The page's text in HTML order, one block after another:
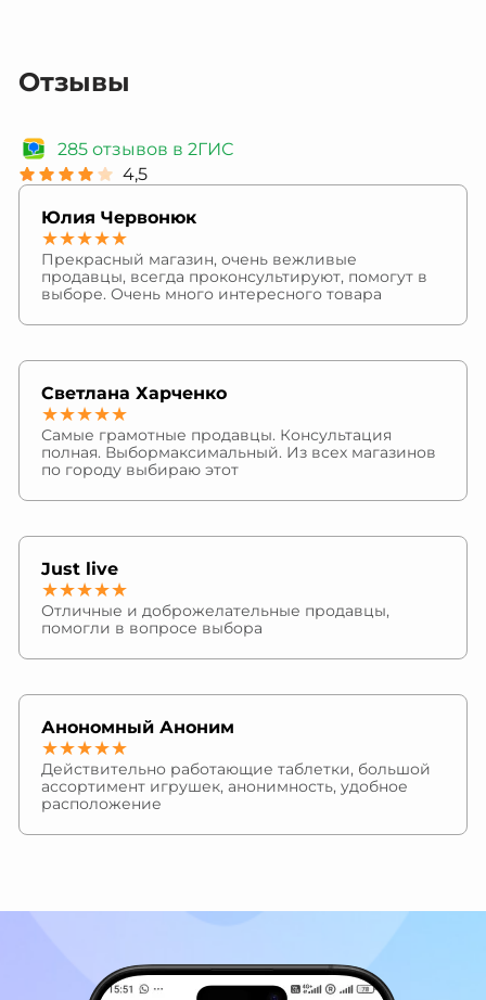
Отзывы
285 отзывов в 2ГИС
4,5
Юлия Червонюк
★★★★★
Прекрасный магазин, очень вежливые
продавцы, всегда проконсультируют, помогут в
выборе. Очень много интересного товара
Светлана Харченко
★★★★★
Самые грамотные продавцы. Консультация
полная. Выбормаксимальный. Из всех магазинов
по городу выбираю этот
Just live
★★★★★
Отличные и доброжелательные продавцы,
помогли в вопросе выбора
Анономный Аноним
★★★★★
Действительно работающие таблетки, большой
ассортимент игрушек, анонимность, удобное
расположение